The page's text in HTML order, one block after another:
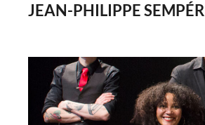
JEAN-PHILIPPE